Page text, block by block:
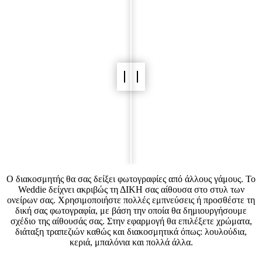
Ο διακοσμητής θα σας δείξει φωτογραφίες από άλλους γάμους. Το
Weddie δείχνει ακριβώς τη ΔΙΚΗ σας αίθουσα στο στυλ των
ονείρων σας. Χρησιμοποιήστε πολλές εμπνεύσεις ή προσθέστε τη
δική σας φωτογραφία, με βάση την οποία θα δημιουργήσουμε
σχέδιο της αίθουσάς σας. Στην εφαρμογή θα επιλέξετε χρώματα,
διάταξη τραπεζιών καθώς και διακοσμητικά όπως: λουλούδια,
κεριά, μπαλόνια και πολλά άλλα.